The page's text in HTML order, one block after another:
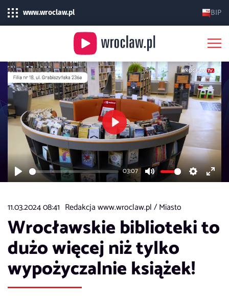
www.wroclaw.pl BIP
Play
03:07
Mute SettingsEnter
Play
11.03.2024 08:41 Redakcja www.wroclaw.pl /Miasto
Wrocławskie biblioteki to
dużo więcej niż tylko
wypożyczalnie książek!